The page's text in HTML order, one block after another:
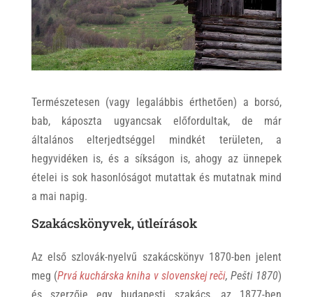
Természetesen (vagy legalábbis érthetően) a borsó,
bab, káposzta ugyancsak előfordultak, de már
általános elterjedtséggel mindkét területen, a
hegyvidéken is, és a síkságon is, ahogy az ünnepek
ételei is sok hasonlóságot mutattak és mutatnak mind
a mai napig.
Szakácskönyvek, útleírások
Az első szlovák-nyelvű szakácskönyv 1870-ben jelent
meg (Prvá kuchárska kniha v slovenskej reči, Pešti 1870)